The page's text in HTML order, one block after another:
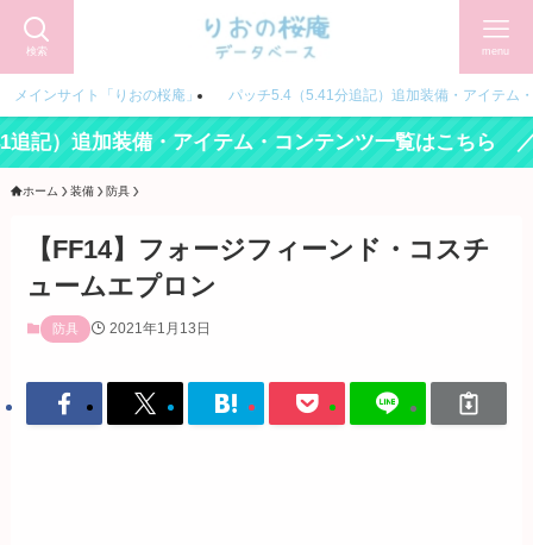
検索 menu
メインサイト「りおの桜庵」 パッチ5.4（5.41分追記）追加装備・アイテム
加装備・アイテム・コンテンツ一覧はこちら ／
ホーム 装備 防具
【FF14】フォージフィーンド・コスチ
ュームエプロン
防具 2021年1月13日